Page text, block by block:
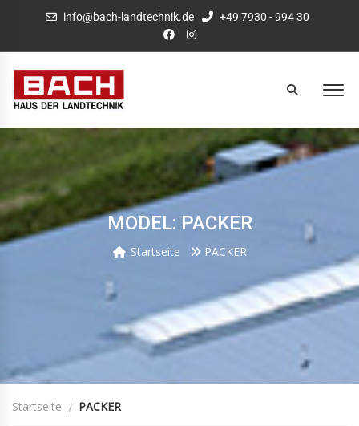
info@bach-landtechnik.de +49 7930 - 994 30
MODEL: PACKER
Startseite PACKER
Startseite PACKER